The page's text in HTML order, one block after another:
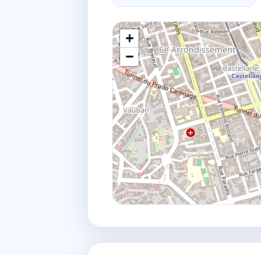
34
+
−